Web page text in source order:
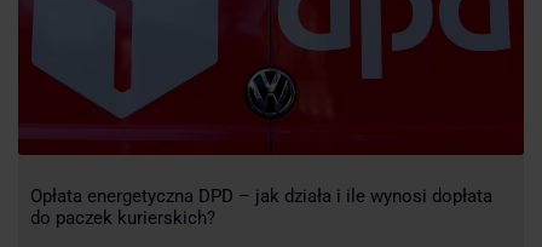
Opłata energetyczna DPD – jak działa i ile wynosi dopłata
do paczek kurierskich?